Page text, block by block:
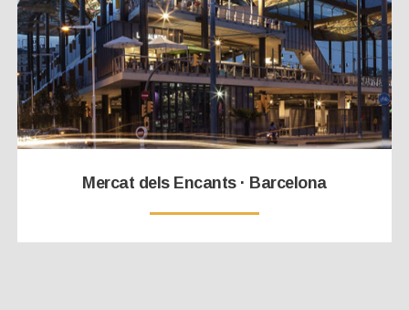
Mercat dels Encants · Barcelona